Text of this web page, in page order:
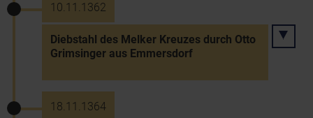
10.11.1362
Diebstahl des Melker Kreuzes durch Otto
Grimsinger aus Emmersdorf
18.11.1364